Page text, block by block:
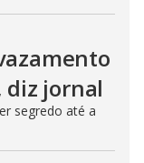
diz jornal
segredo até a